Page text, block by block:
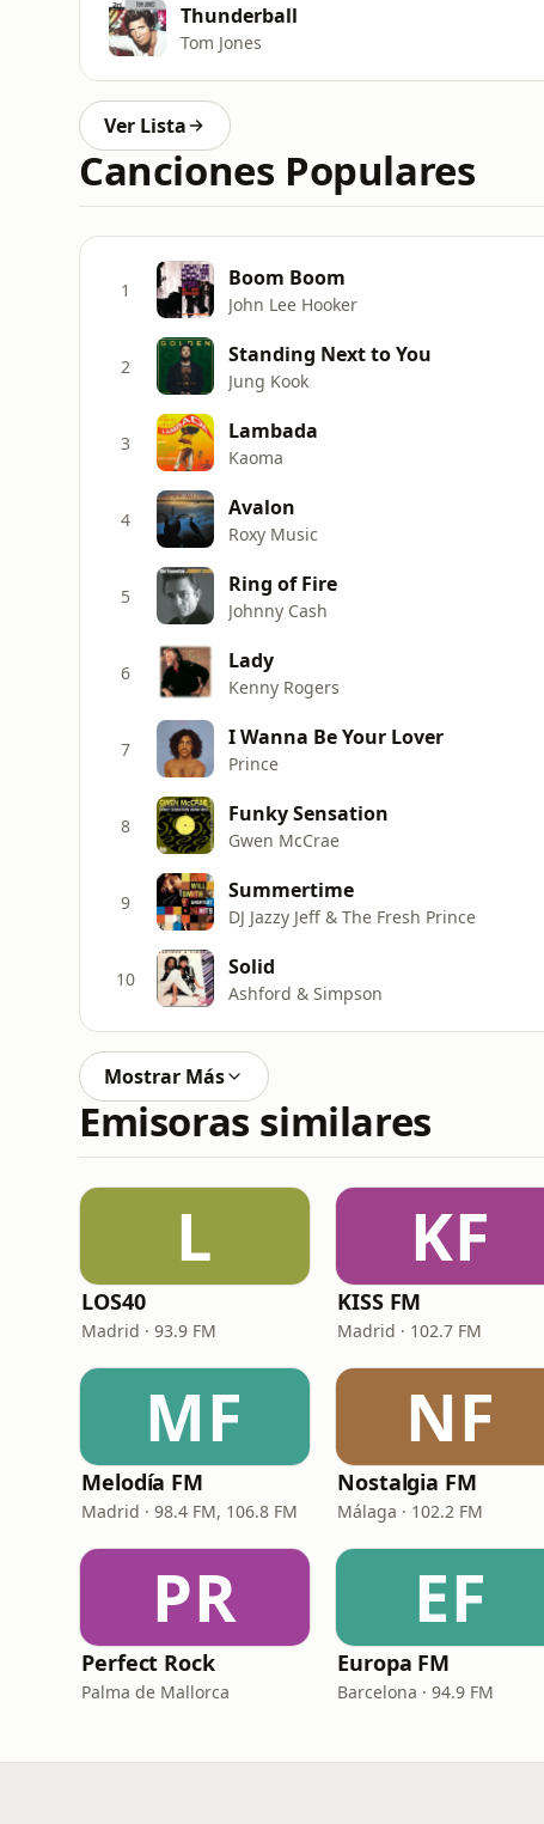
Thunderball
Tom Jones
Ver Lista
Canciones Populares
1 Boom Boom
John Lee Hooker
2 Standing Next to You
Jung Kook
3 Lambada
Kaoma
4 Avalon
Roxy Music
5 Ring of Fire
Johnny Cash
6 Lady
Kenny Rogers
7 I Wanna Be Your Lover
Prince
8 Funky Sensation
Gwen McCrae
9 Summertime
DJ Jazzy Jeff & The Fresh Prince
10 Solid
Ashford & Simpson
Mostrar Más
Emisoras similares
L
LOS40
Madrid · 93.9 FM
KF
KISS FM
Madrid · 102.7 FM
MF
Melodía FM
Madrid · 98.4 FM, 106.8 FM
NF
Nostalgia FM
Málaga · 102.2 FM
PR
Perfect Rock
Palma de Mallorca
EF
Europa FM
Barcelona · 94.9 FM